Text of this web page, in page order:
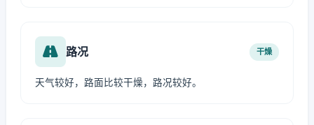
路况 干燥
天气较好，路面比较干燥，路况较好。